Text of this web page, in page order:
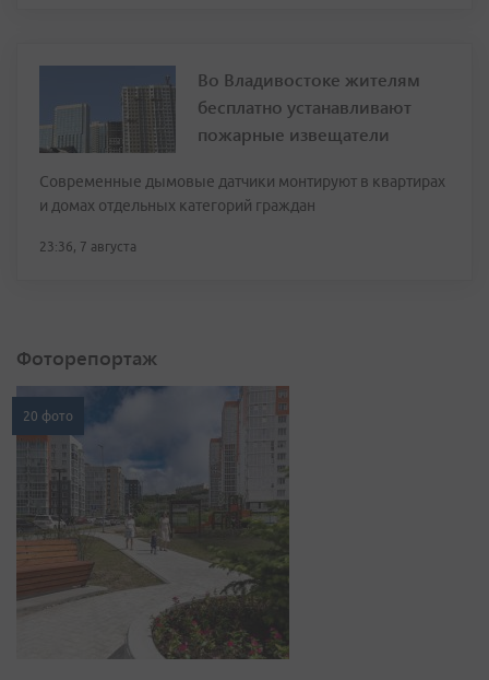
Во Владивостоке жителям
бесплатно устанавливают
пожарные извещатели
Современные дымовые датчики монтируют в квартирах
и домах отдельных категорий граждан
23:36, 7 августа
Фоторепортаж
20 фото